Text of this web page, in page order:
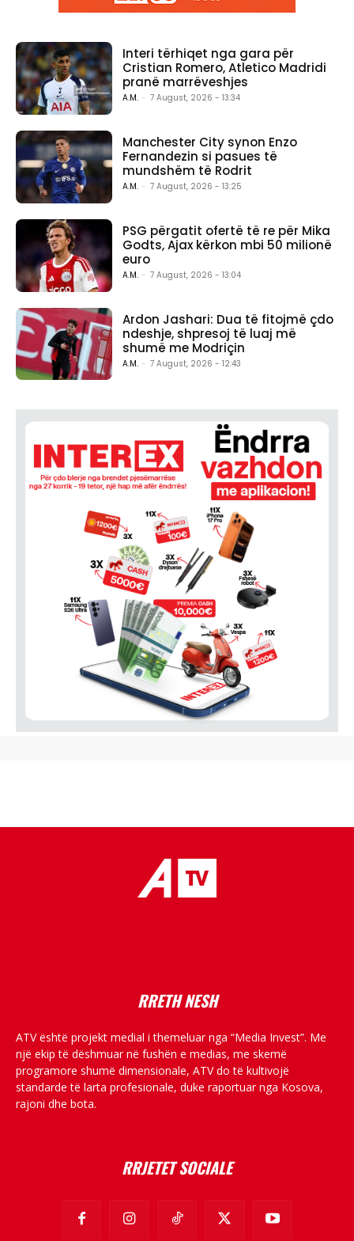
Interi tërhiqet nga gara për
Cristian Romero, Atletico Madridi
pranë marrëveshjes
A.M. - 7 August, 2026 - 13:34
Manchester City synon Enzo
Fernandezin si pasues të
mundshëm të Rodrit
A.M. - 7 August, 2026 - 13:25
PSG përgatit ofertë të re për Mika
Godts, Ajax kërkon mbi 50 milionë
euro
A.M. - 7 August, 2026 - 13:04
Ardon Jashari: Dua të fitojmë çdo
ndeshje, shpresoj të luaj më
shumë me Modriçin
A.M. - 7 August, 2026 - 12:43
RRETH NESH
ATV është projekt medial i themeluar nga “Media Invest”. Me
një ekip të dëshmuar në fushën e medias, me skemë
programore shumë dimensionale, ATV do të kultivojë
standarde të larta profesionale, duke raportuar nga Kosova,
rajoni dhe bota.
RRJETET SOCIALE